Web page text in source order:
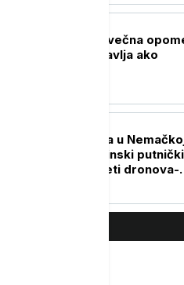
Karan: Prebilovci večna
da se istorija ponavlja ako
Dva avio-incidenta u
prošle noći: Ukrajinski
avion DHL-a na meti dronova-